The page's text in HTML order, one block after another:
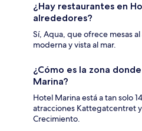
¿Hay restaurantes en
alrededores?
Sí, Aqua, que ofrece mesas
moderna y vista al mar.
¿Cómo es la zona
Marina?
Hotel Marina está a tan solo
atracciones Kattegatcentret
Crecimiento.